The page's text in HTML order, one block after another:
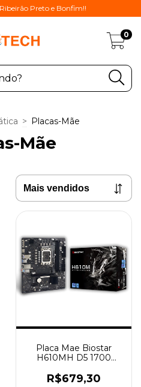
Preto e Bonfim!!
0
> Placas-Mãe
Mãe
Placa Mae Biostar
H610MH D5 1700
Micro ATX
R$679,30